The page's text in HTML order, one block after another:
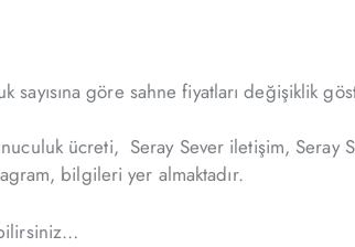
göre sahne fiyatları değişiklik
ücreti, Seray Sever iletişim, Seray
bilgileri yer almaktadır.